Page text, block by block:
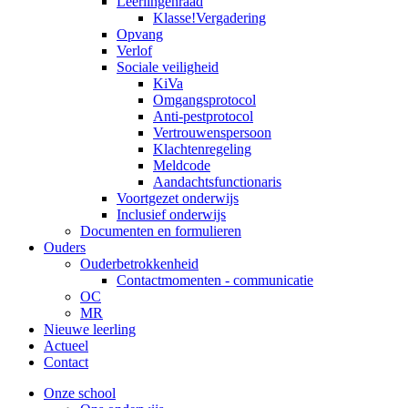
Klasse!Vergadering
Opvang
Verlof
Sociale veiligheid
KiVa
Omgangsprotocol
Anti-pestprotocol
Vertrouwenspersoon
Klachtenregeling
Meldcode
Aandachtsfunctionaris
Voortgezet onderwijs
Inclusief onderwijs
Documenten en formulieren
Ouders
Ouderbetrokkenheid
Contactmomenten - communicatie
OC
MR
Nieuwe leerling
Actueel
Contact
Onze school